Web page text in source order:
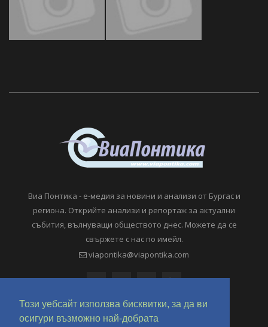
Този уебсайт използва бисквитки, за да ви
осигури възможно най-добрата
Виа Понтика - е-медия за новини и анализи от Бургас и
региона. Открийте анализи и репортаж за актуални
събития, вълнуващи обществото днес. Можете да се
свържете с нас по имейл.
viapontika@viapontika.com